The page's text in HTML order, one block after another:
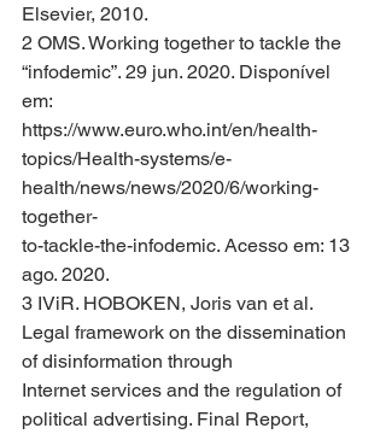
Elsevier, 2010.
2 OMS. Working together to tackle the
“infodemic”. 29 jun. 2020. Disponível
em:
https://www.euro.who.int/en/health-
topics/Health-systems/e-
health/news/news/2020/6/working-
together-
to-tackle-the-infodemic. Acesso em: 13
ago. 2020.
3 IViR. HOBOKEN, Joris van et al.
Legal framework on the dissemination
of disinformation through
Internet services and the regulation of
political advertising. Final Report,